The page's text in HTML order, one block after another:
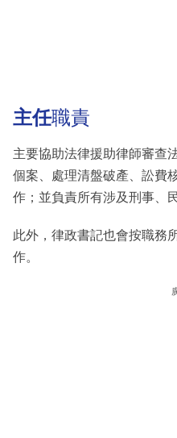
主任職責
主要協助法律援助律師審查
個案、處理清盤破產、訟費
作；並負責所有涉及刑事、
此外，律政書記也會按職務
作。